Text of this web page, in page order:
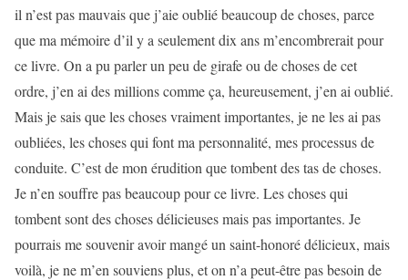
il n’est pas mauvais que j’aie oublié beaucoup de choses, parce
que ma mémoire d’il y a seulement dix ans m’encombrerait pour
ce livre. On a pu parler un peu de girafe ou de choses de cet
ordre, j’en ai des millions comme ça, heureusement, j’en ai oublié.
Mais je sais que les choses vraiment importantes, je ne les ai pas
oubliées, les choses qui font ma personnalité, mes processus de
conduite. C’est de mon érudition que tombent des tas de choses.
Je n’en souffre pas beaucoup pour ce livre. Les choses qui
tombent sont des choses délicieuses mais pas importantes. Je
pourrais me souvenir avoir mangé un saint-honoré délicieux, mais
voilà, je ne m’en souviens plus, et on n’a peut-être pas besoin de